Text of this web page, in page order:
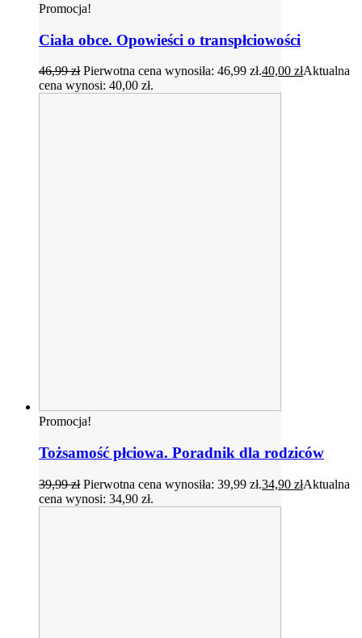
Promocja!
Ciała obce. Opowieści o transpłciowości
46,99zł Pierwotna cena wynosiła: 46,99 zł.40,00 złAktualna
cena wynosi: 40,00 zł.
Promocja!
Tożsamość płciowa. Poradnik dla rodziców
39,99zł Pierwotna cena wynosiła: 39,99 zł.34,90 złAktualna
cena wynosi: 34,90 zł.